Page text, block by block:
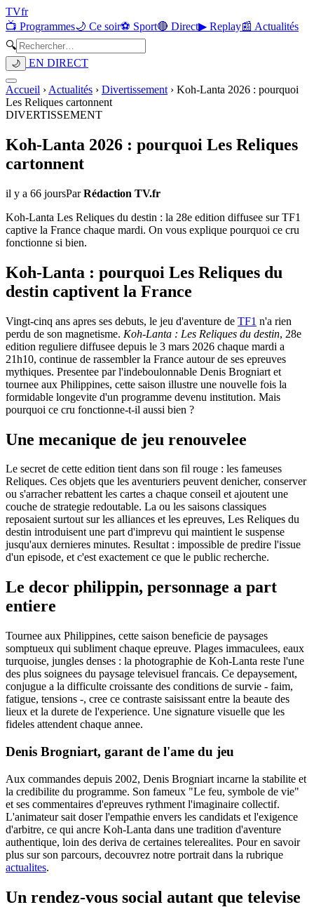
TVfr
📺 Programmes🌙 Ce soir⚽ Sport🔴 Direct▶ Replay📰 Actualités
🔍
🌙 EN DIRECT
Accueil › Actualités › Divertissement › Koh-Lanta 2026 : pourquoi
Les Reliques cartonnent
DIVERTISSEMENT
Koh-Lanta 2026 : pourquoi Les Reliques
cartonnent
il y a 66 joursParRédaction TV.fr
Koh-Lanta Les Reliques du destin : la 28e edition diffusee sur TF1
captive la France chaque mardi. On vous explique pourquoi ce cru
fonctionne si bien.
Koh-Lanta : pourquoi Les Reliques du
destin captivent la France
Vingt-cinq ans apres ses debuts, le jeu d'aventure de TF1 n'a rien
perdu de son magnetisme. Koh-Lanta : Les Reliques du destin, 28e
edition reguliere diffusee depuis le 3 mars 2026 chaque mardi a
21h10, continue de rassembler la France autour de ses epreuves
mythiques. Presentee par l'indeboulonnable Denis Brogniart et
tournee aux Philippines, cette saison illustre une nouvelle fois la
formidable longevite d'un programme devenu institution. Mais
pourquoi ce cru fonctionne-t-il aussi bien ?
Une mecanique de jeu renouvelee
Le secret de cette edition tient dans son fil rouge : les fameuses
Reliques. Ces objets que les aventuriers peuvent denicher, conserver
ou s'arracher rebattent les cartes a chaque conseil et ajoutent une
couche de strategie redoutable. La ou les saisons classiques
reposaient surtout sur les alliances et les epreuves, Les Reliques du
destin introduisent une part d'imprevu qui maintient le suspense
jusqu'aux dernieres minutes. Resultat : impossible de predire l'issue
d'un episode, et c'est exactement ce que le public recherche.
Le decor philippin, personnage a part
entiere
Tournee aux Philippines, cette saison beneficie de paysages
somptueux qui subliment chaque epreuve. Plages immaculees, eaux
turquoise, jungles denses : la photographie de Koh-Lanta reste l'une
des plus soignees du paysage televisuel francais. Ce depaysement,
conjugue a la difficulte croissante des conditions de survie - faim,
fatigue, tensions -, cree ce contraste saisissant entre la beaute des
lieux et la durete de l'experience. Une signature visuelle que les
fideles attendent chaque annee.
Denis Brogniart, garant de l'ame du jeu
Aux commandes depuis 2002, Denis Brogniart incarne la stabilite et
la credibilite du programme. Son fameux "Le feu, symbole de vie"
et ses commentaires d'epreuves rythment l'imaginaire collectif.
L'animateur sait doser l'empathie envers les candidats et l'exigence
d'arbitre, ce qui ancre Koh-Lanta dans une tradition d'aventure
authentique, loin des deriva de certaines telerealites. Pour en savoir
plus sur son parcours, decouvrez notre portrait dans la rubrique
actualites.
Un rendez-vous social autant que televise